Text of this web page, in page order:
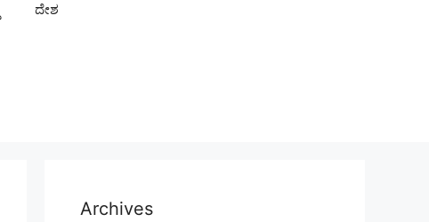
ದೇಶ
Archives